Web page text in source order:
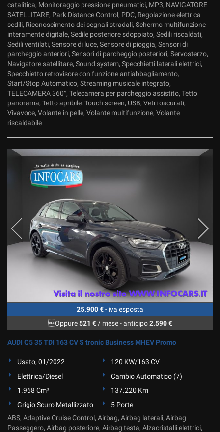
catalitica, Monitoraggio pressione pneumatici, MP3, NAVIGATORE
SATELLITARE, Park Distance Control, PDC, Regolazione elettrica
sedili, Riconoscimento dei segnali stradali, Schermo multifunzione
interamente digitale, Sedile posteriore sdoppiato, Sedili riscaldati,
Sedili ventilati, Sensore di luce, Sensore di pioggia, Sensori di
parcheggio anteriori, Sensori di parcheggio posteriori, Servosterzo,
Navigatore satellitare, Sound system, Specchietti laterali elettrici,
Specchietto retrovisore con funzione antiabbagliamento,
Start/Stop Automatico, Streaming musicale integrato,
TELECAMERA 360°, Telecamera per parcheggio assistito, Tetto
panorama, Tetto apribile, Touch screen, USB, Vetri oscurati,
Vivavoce, Volante in pelle, Volante multifunzione, Volante
riscaldabile
25.900 €- iva esposta
Oppure521 €/ mese-anticipo2.590 €
AUDI Q5 35 TDI 163 CV S tronic Business MHEV Promo
Usato, 01/2022
120 KW/163 CV
Elettrica/Diesel
Cambio Automatico (7)
1.968 Cm³
137.220 Km
Grigio Scuro Metallizzato
5 Porte
ABS, Adaptive Cruise Control, Airbag, Airbag laterali, Airbag
Passeggero, Airbag posteriore, Airbag testa, Alzacristalli elettrici,